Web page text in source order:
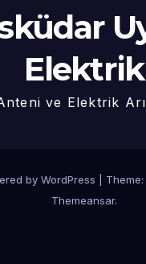
Elektrik
ve Elektrik
by WordPress
Themeansar.